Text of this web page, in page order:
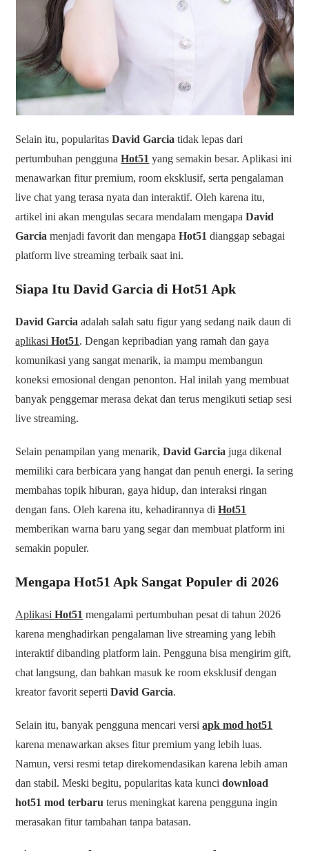
Selain itu, popularitasDavid Garcia tidak lepas dari
pertumbuhan penggunaHot51 yang semakin besar. Aplikasi ini
menawarkan fitur premium, room eksklusif, serta pengalaman
live chat yang terasa nyata dan interaktif. Oleh karena itu,
artikel ini akan mengulas secara mendalam mengapaDavid
Garcia menjadi favorit dan mengapaHot51 dianggap sebagai
platform live streaming terbaik saat ini.
Siapa Itu David Garcia di Hot51 Apk
David Garcia adalah salah satu figur yang sedang naik daun di
aplikasiHot51. Dengan kepribadian yang ramah dan gaya
komunikasi yang sangat menarik, ia mampu membangun
koneksi emosional dengan penonton. Hal inilah yang membuat
banyak penggemar merasa dekat dan terus mengikuti setiap sesi
live streaming.
Selain penampilan yang menarik,David Garcia juga dikenal
memiliki cara berbicara yang hangat dan penuh energi. Ia sering
membahas topik hiburan, gaya hidup, dan interaksi ringan
dengan fans. Oleh karena itu, kehadirannya diHot51
memberikan warna baru yang segar dan membuat platform ini
semakin populer.
Mengapa Hot51 Apk Sangat Populer di 2026
AplikasiHot51 mengalami pertumbuhan pesat di tahun 2026
karena menghadirkan pengalaman live streaming yang lebih
interaktif dibanding platform lain. Pengguna bisa mengirim gift,
chat langsung, dan bahkan masuk ke room eksklusif dengan
kreator favorit sepertiDavid Garcia.
Selain itu, banyak pengguna mencari versiapk mod hot51
karena menawarkan akses fitur premium yang lebih luas.
Namun, versi resmi tetap direkomendasikan karena lebih aman
dan stabil. Meski begitu, popularitas kata kuncidownload
hot51 mod terbaru terus meningkat karena pengguna ingin
merasakan fitur tambahan tanpa batasan.